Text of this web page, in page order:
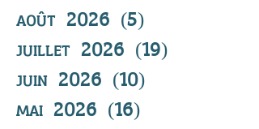
août 2026 (5)
juillet 2026 (19)
juin 2026 (10)
mai 2026 (16)